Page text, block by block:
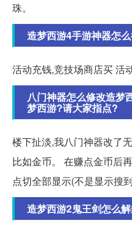
珠。
造梦西游4手游神器怎
活动充钱,竞技场商店买 活
八门神器怎么修改造梦
梦西游?请大家指点?
楼下扯淡,我八门神器改了
比如金币。 在赚点金币后
点切全部显示(不是显示搜
造梦西游2鬼王剑怎么